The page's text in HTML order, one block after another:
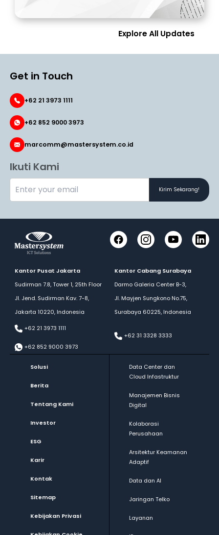
Explore All Updates
Get in Touch
+62 21 3973 1111
+62 852 9000 3973
marcomm@mastersystem.co.id
Ikuti Kami
Kirim Sekarang!
FacebookInstagramYouTube
Kantor Pusat Jakarta
Sudirman 7.8, Tower 1, 25th Floor
Jl. Jend. Sudirman Kav. 7-8,
Jakarta 10220, Indonesia
+62 21 3973 1111
+62 852 9000 3973
Kantor Cabang Surabaya
Darmo Galeria Center B-3,
Jl. Mayjen Sungkono No.75,
Surabaya 60225, Indonesia
+62 31 3328 3333
Solusi
Berita
Tentang Kami
Investor
ESG
Karir
Kontak
Sitemap
Kebijakan Privasi
Data Center dan
Cloud Infastruktur
Manajemen Bisnis
Digital
Kolaborasi
Perusahaan
Arsitektur Keamanan
Adaptif
Data dan AI
Jaringan Telko
Layanan